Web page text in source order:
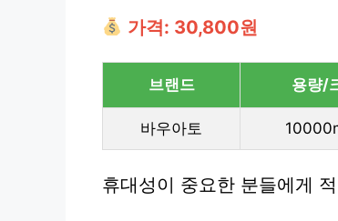
가격: 30,800원
브랜드 용량/
바우아토
휴대성이 중요한 분들에게